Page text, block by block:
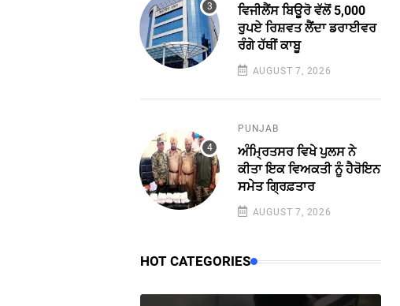
ਵਿਜੀਲੈਂਸ ਬਿਊਰੋ ਵੱਲੋਂ 5,000
ਰੁਪਏ ਰਿਸ਼ਵਤ ਲੈਂਦਾ ਡਰਾਈਵਰ
ਰੰਗੇ ਹੱਥੀਂ ਕਾਬੂ
AUGUST 7, 2026
PUNJAB
ਅੰਮ੍ਰਿਤਸਰ ਵਿਖੇ ਪੁਲਸ ਨੇ
ਕੀਤਾ ਇਕ ਵਿਅਕਤੀ ਨੂੰ ਹੈਰੋਇਨ
ਸਮੇਤ ਗ੍ਰਿਫ਼ਤਾਰ
AUGUST 7, 2026
HOT CATEGORIES